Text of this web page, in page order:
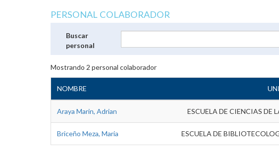
PERSONAL COLABORADOR
Buscar
personal
Mostrando 2 personal colaborador
NOMBRE
Araya Marin, Adrian ESCUELA DE CIENCIAS DE
Briceño Meza, Maria ESCUELA DE